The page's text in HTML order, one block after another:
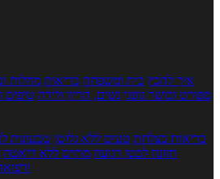
איך להכין בית ומשפחה בריאות מחלות
ספורט וכושר גופני נשים, הריון ולידה טיפים
בריאות בצלחת טעים ללא גלוטן טבעונות
תזונה לבטן רגועה מרזים ללא דיאטה